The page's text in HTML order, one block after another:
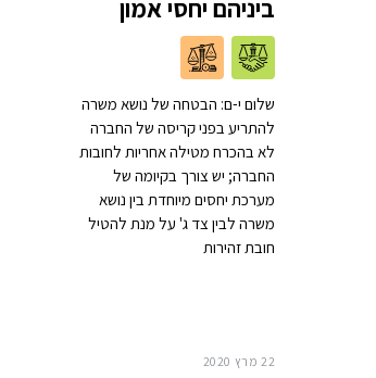
ביניהם יחסי אמון
שלום י-ם: הבטחה של נושא משרה
להתריע בפני קריסה של החברה
לא בהכרח מטילה אחריות לחובות
החברה; יש צורך בקיומה של
מערכת יחסים מיוחדת בין נושא
משרה לבין צד ג' על מנת להטיל
חובת זהירות
22 מרץ 2020